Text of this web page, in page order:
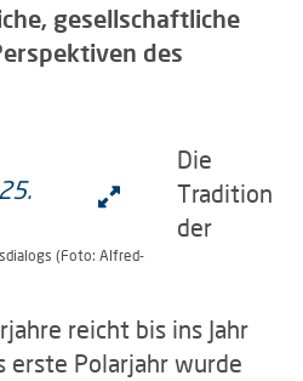
gesellschaftliche
des
(Foto: Alfred-
Die
Tradition
der
reicht bis ins Jahr
erste Polarjahr wurde